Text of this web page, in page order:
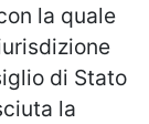
la quale
di Stato
la